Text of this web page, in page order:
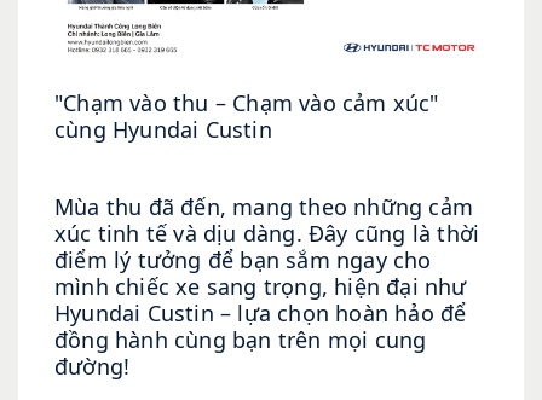
"Chạm vào thu – Chạm vào cảm xúc"
cùng Hyundai Custin
Mùa thu đã đến, mang theo những cảm
xúc tinh tế và dịu dàng. Đây cũng là thời
điểm lý tưởng để bạn sắm ngay cho
mình chiếc xe sang trọng, hiện đại như
Hyundai Custin – lựa chọn hoàn hảo để
đồng hành cùng bạn trên mọi cung
đường!